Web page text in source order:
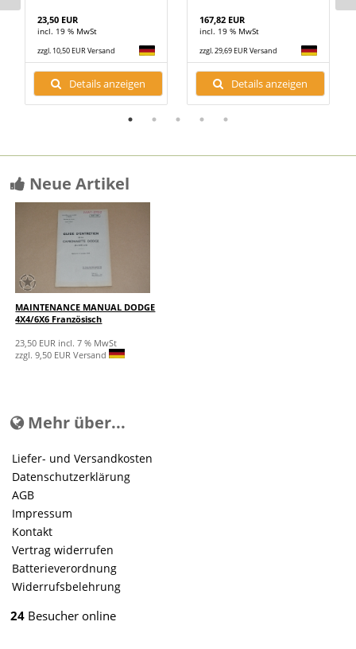
23,50 EUR
incl. 19 % MwSt
zzgl. 10,50 EUR Versand
Details anzeigen
167,82 EUR
incl. 19 % MwSt
zzgl. 29,69 EUR Versand
Details anzeigen
Neue Artikel
MAINTENANCE MANUAL DODGE
4X4/6X6 Französisch
23,50 EUR incl. 7 % MwSt
zzgl. 9,50 EUR Versand
Mehr über...
Liefer- und Versandkosten
Datenschutzerklärung
AGB
Impressum
Kontakt
Vertrag widerrufen
Batterieverordnung
Widerrufsbelehrung
24 Besucher online